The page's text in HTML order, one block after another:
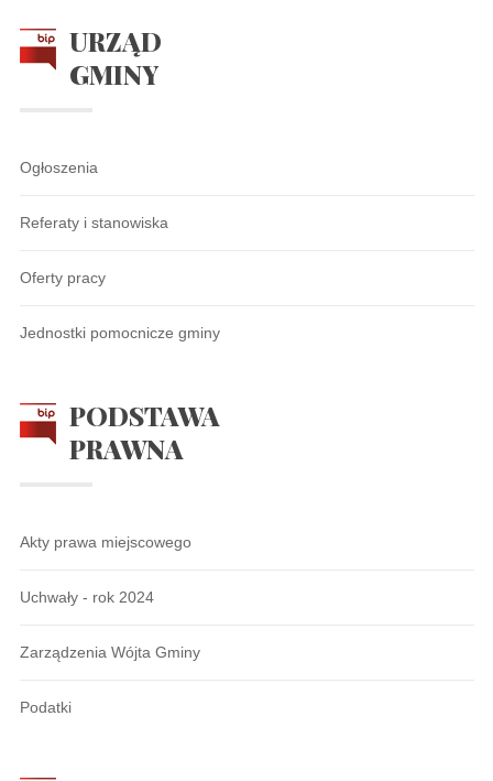
URZĄD
GMINY
Ogłoszenia
Referaty i stanowiska
Oferty pracy
Jednostki pomocnicze gminy
PODSTAWA
PRAWNA
Akty prawa miejscowego
Uchwały - rok 2024
Zarządzenia Wójta Gminy
Podatki